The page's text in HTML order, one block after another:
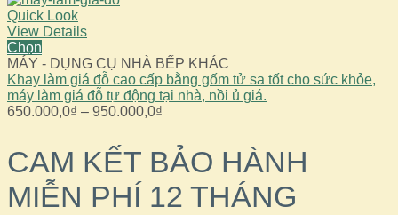
Quick Look
View Details
Chọn
MÁY - DỤNG CỤ NHÀ BẾP KHÁC
Khay làm giá đỗ cao cấp bằng gốm tử sa tốt cho sức khỏe,
máy làm giá đỗ tự động tại nhà, nồi ủ giá.
650.000,0₫ – 950.000,0₫
650.000,0₫
đến
950.000,0₫
CAM KẾT BẢO HÀNH
MIỄN PHÍ 12 THÁNG